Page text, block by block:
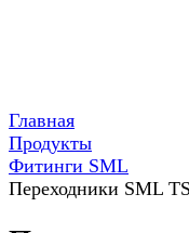
Главная
Продукты
Фитинги SML
Переходники SML